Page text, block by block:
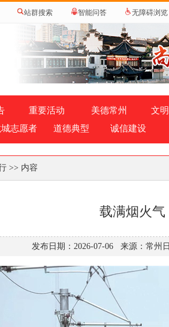
站群搜索 智能问答 无障碍浏览
重要活动 美德常州 文
志愿者 道德典型 诚信建设
>> 内容
载满烟火
发布日期：2026-07-06 来源：常州